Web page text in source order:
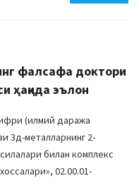
фалсафа доктори
ҳақида эълон
(илмий даража
3д-металларнинг 2-
билан комплекс
02.00.01-